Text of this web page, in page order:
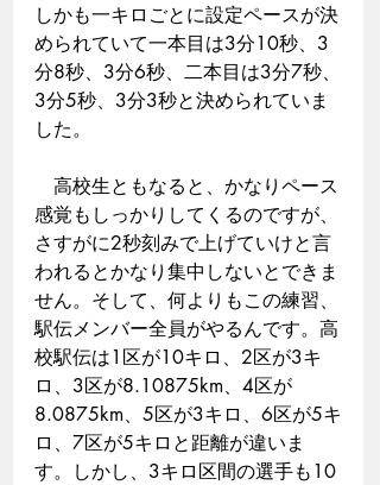
しかも一キロごとに設定ペースが決
められていて一本目は3分10秒、3
分8秒、3分6秒、二本目は3分7秒、
3分5秒、3分3秒と決められていま
した。
高校生ともなると、かなりペース
感覚もしっかりしてくるのですが、
さすがに2秒刻みで上げていけと言
われるとかなり集中しないとできま
せん。そして、何よりもこの練習、
駅伝メンバー全員がやるんです。高
校駅伝は1区が10キロ、2区が3キ
ロ、3区が8.10875km、4区が
8.0875km、5区が3キロ、6区が5キ
ロ、7区が5キロと距離が違いま
す。しかし、3キロ区間の選手も10